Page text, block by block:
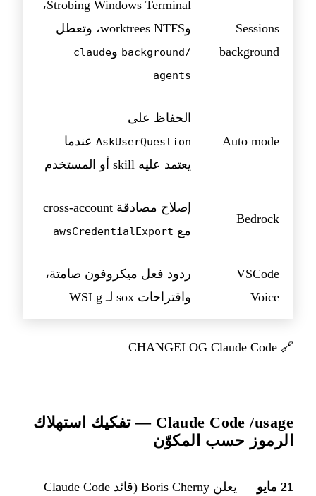
Sessions
background
Strobing Windows Terminal،
وworktrees NTFS، وتعطل
/background وclaude
agents
Auto mode
الحفاظ على
AskUserQuestion عندما
يعتمد عليه skill أو المستخدم
Bedrock
إصلاح مصادقة cross-account
مع awsCredentialExport
VSCode
Voice
ردود فعل ميكروفون صامتة،
واقتراحات sox لـ WSLg
🔗
CHANGELOG Claude Code
Claude Code /usage — تفكيك استهلاك
الرموز حسب المكوّن
21 مايو — يعلن Boris Cherny (قائد Claude Code